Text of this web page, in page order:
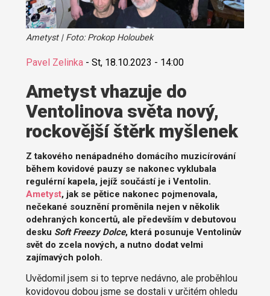
Ametyst | Foto: Prokop Holoubek
Pavel Zelinka- St, 18.10.2023 - 14:00
Ametyst vhazuje do
Ventolinova světa nový,
rockovější štěrk myšlenek
Z takového nenápadného domácího muzicírování
během kovidové pauzy se nakonec vyklubala
regulérní kapela, jejíž součástí je i Ventolin.
Ametyst, jak se pětice nakonec pojmenovala,
nečekané souznění proměnila nejen v několik
odehraných koncertů, ale především v debutovou
desku Soft Freezy Dolce, která posunuje Ventolinův
svět do zcela nových, a nutno dodat velmi
zajímavých poloh.
Uvědomil jsem si to teprve nedávno, ale proběhlou
kovidovou dobou jsme se dostali v určitém ohledu